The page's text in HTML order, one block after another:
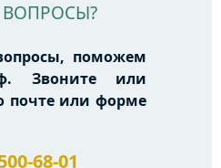
поможем
Звоните или
почте или форме
68-01